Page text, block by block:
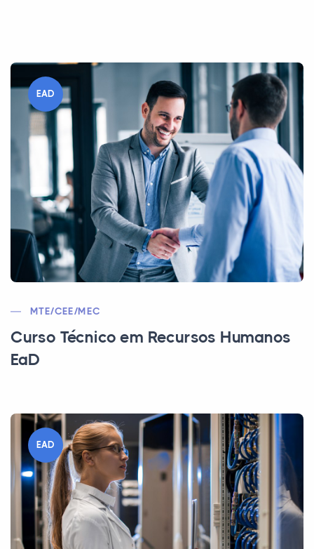
EAD
MTE/CEE/MEC
Curso Técnico em Recursos Humanos
EaD
EAD